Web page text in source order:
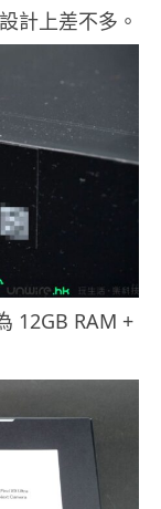
計上差不多。
12GB RAM +